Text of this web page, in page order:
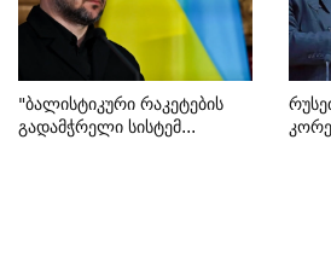
"ბალისტიკური Რაკეტების
Გადამჭრელი Სისტემ...